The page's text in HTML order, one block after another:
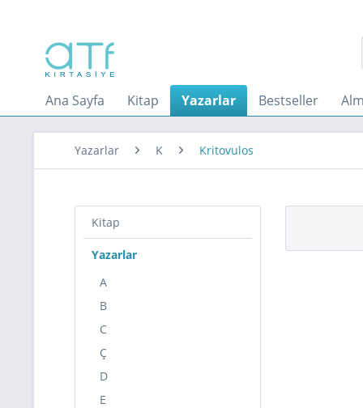
Ana Sayfa Kitap Yazarlar Bestseller
Yazarlar K Kritovulos
Kitap
Yazarlar
A
B
C
Ç
D
E